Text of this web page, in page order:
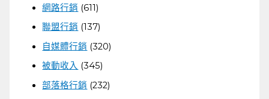
網路行銷 (611)
聯盟行銷 (137)
自媒體行銷 (320)
被動收入 (345)
部落格行銷 (232)